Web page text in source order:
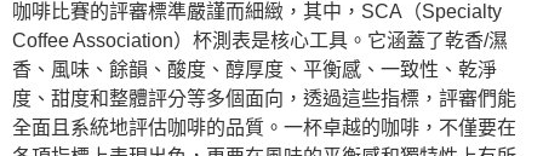
咖啡比賽的評審標準嚴謹而細緻，其中，SCA（Specialty
Coffee Association）杯測表是核心工具。它涵蓋了乾香/濕
香、風味、餘韻、酸度、醇厚度、平衡感、一致性、乾淨
度、甜度和整體評分等多個面向，透過這些指標，評審們能
全面且系統地評估咖啡的品質。一杯卓越的咖啡，不僅要在